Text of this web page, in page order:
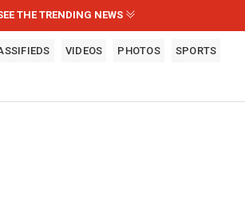
THE TRENDING NEWS
VIDEOS PHOTOS SPORTS